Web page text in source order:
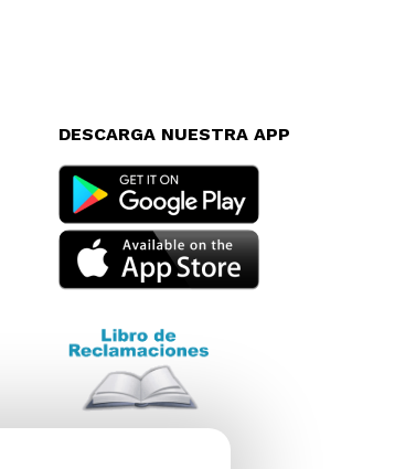
DESCARGA NUESTRA APP